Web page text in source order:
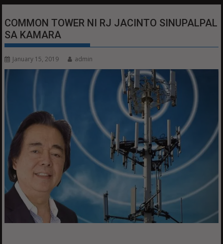
COMMON TOWER NI RJ JACINTO SINUPALPAL
SA KAMARA
January 15, 2019 admin